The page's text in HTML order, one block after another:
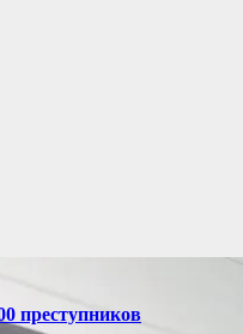
преступников